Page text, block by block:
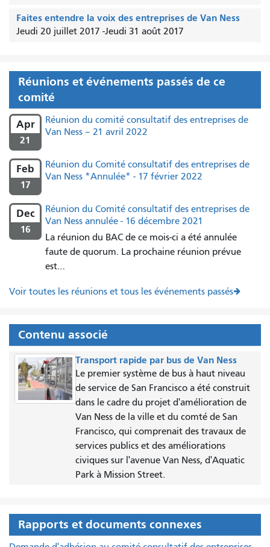
Faites entendre la voix des entreprises de Van Ness
Jeudi 20 juillet 2017 -Jeudi 31 août 2017
Réunions et événements passés de ce
comité
Apr
21
Réunion du comité consultatif des entreprises de
Van Ness – 21 avril 2022
Feb
17
Réunion du Comité consultatif des entreprises de
Van Ness *Annulée* - 17 février 2022
Dec
16
Réunion du Comité consultatif des entreprises de
Van Ness annulée - 16 décembre 2021
La réunion du BAC de ce mois-ci a été annulée
faute de quorum. La prochaine réunion prévue
est…
Voir toutes les réunions et tous les événements passés
Contenu associé
Transport rapide par bus de Van Ness
Le premier système de bus à haut niveau
de service de San Francisco a été construit
dans le cadre du projet d'amélioration de
Van Ness de la ville et du comté de San
Francisco, qui comprenait des travaux de
services publics et des améliorations
civiques sur l'avenue Van Ness, d'Aquatic
Park à Mission Street.
Rapports et documents connexes